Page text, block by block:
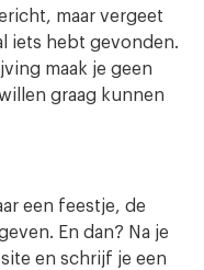
maar vergeet
iets hebt gevonden.
maak je geen
graag kunnen
een feestje, de
En dan? Na je
en schrijf je een